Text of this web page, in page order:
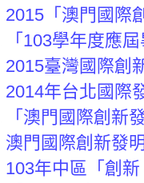
2015「澳門國際
「103學年度應
2015臺灣國際創
2014年台北國際
「澳門國際創新
澳門國際創新發
103年中區「創